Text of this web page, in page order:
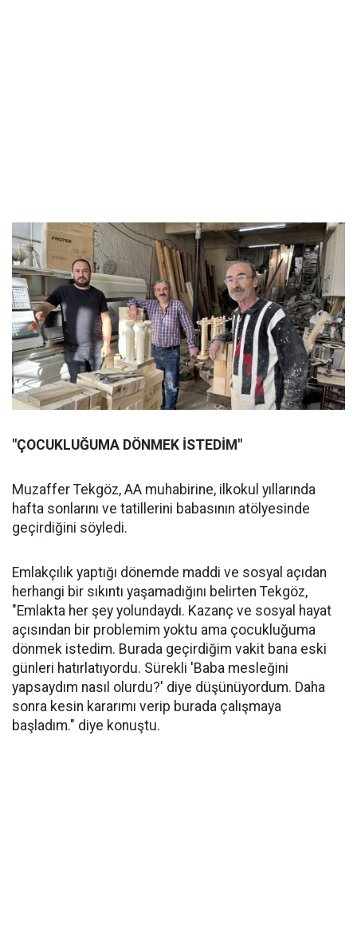
"ÇOCUKLUĞUMA DÖNMEK İSTEDİM"
Muzaffer Tekgöz, AA muhabirine, ilkokul yıllarında
hafta sonlarını ve tatillerini babasının atölyesinde
geçirdiğini söyledi.
Emlakçılık yaptığı dönemde maddi ve sosyal açıdan
herhangi bir sıkıntı yaşamadığını belirten Tekgöz,
"Emlakta her şey yolundaydı. Kazanç ve sosyal hayat
açısından bir problemim yoktu ama çocukluğuma
dönmek istedim. Burada geçirdiğim vakit bana eski
günleri hatırlatıyordu. Sürekli 'Baba mesleğini
yapsaydım nasıl olurdu?' diye düşünüyordum. Daha
sonra kesin kararımı verip burada çalışmaya
başladım." diye konuştu.